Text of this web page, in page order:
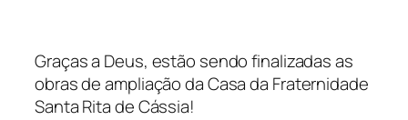
Graças a Deus, estão sendo finalizadas as
obras de ampliação da Casa da Fraternidade
Santa Rita de Cássia!